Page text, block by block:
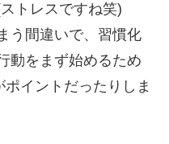
トレスですね笑)
う間違いで、習慣化
動をまず始めるため
イントだったりしま